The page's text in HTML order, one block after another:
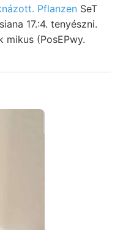
Pflanzen SeT
17.:4. tenyészni.
mikus (PosEPwy.